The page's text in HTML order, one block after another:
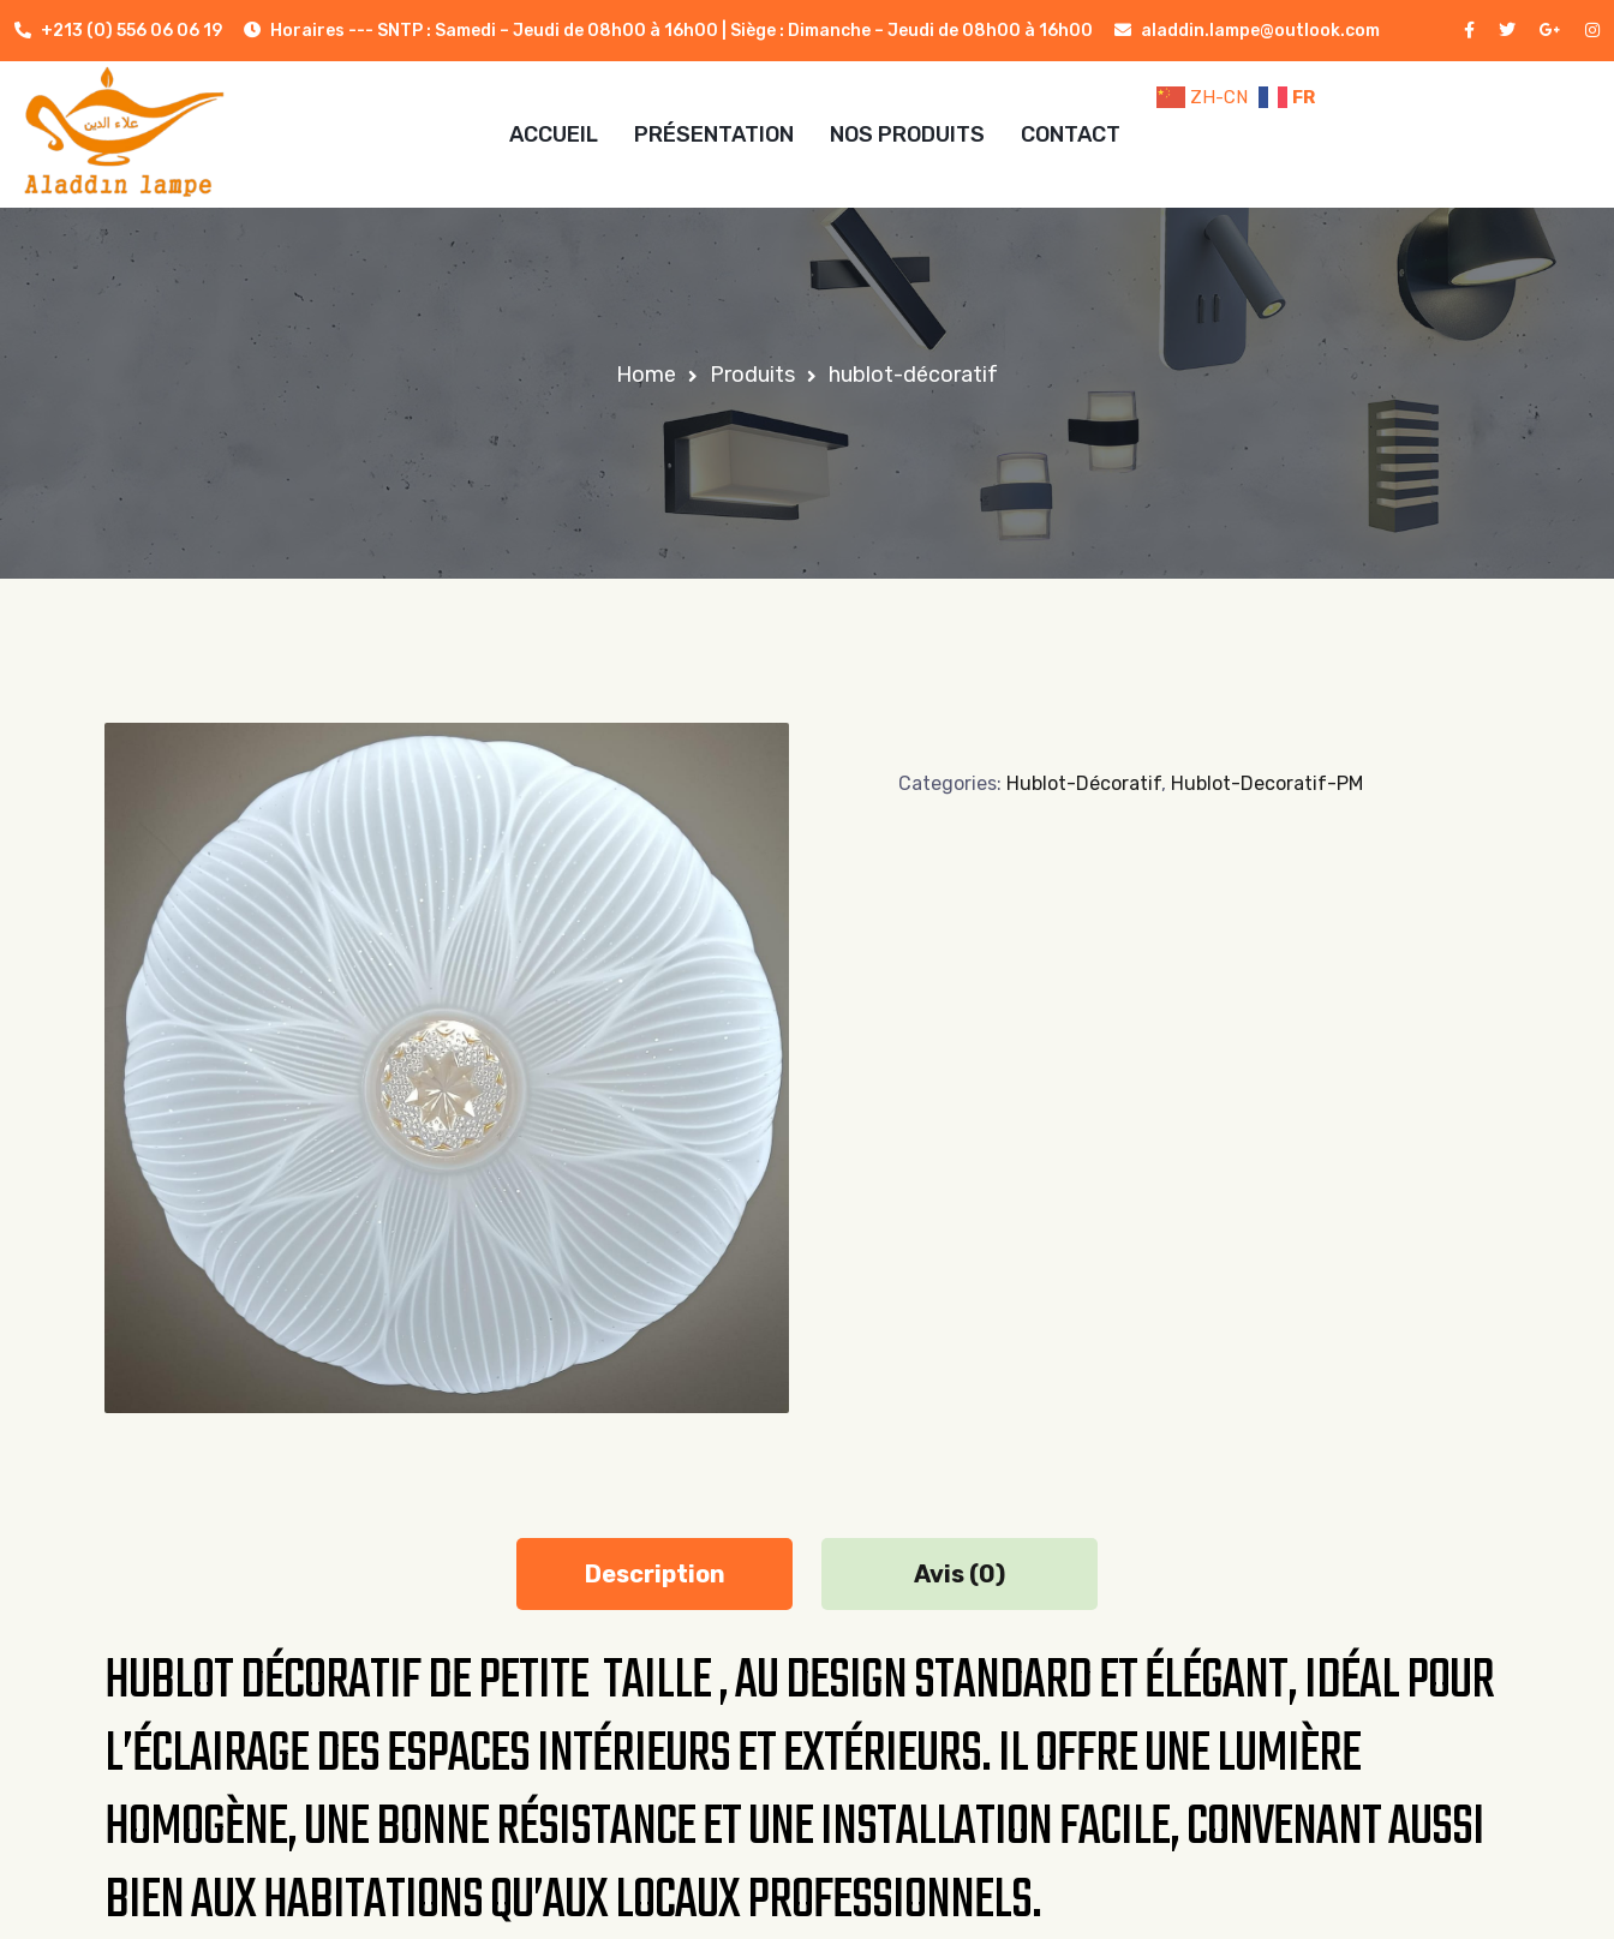
+213 (0) 556 06 06 19 Horaires --- SNTP : Samedi – Jeudi de 08h00 à 16h00 | Siège : Dimanche – Jeudi de 08h00 à 16h00 aladdin.lampe@outlook.com
ACCUEIL PRÉSENTATION NOS PRODUITS CONTACT
ZH-CN FR
Home Produits hublot-décoratif
Categories: Hublot-Décoratif, Hublot-Decoratif-PM
Description Avis (0)
HUBLOT DÉCORATIF DE PETITE TAILLE , AU DESIGN STANDARD ET ÉLÉGANT, IDÉAL POUR
L’ÉCLAIRAGE DES ESPACES INTÉRIEURS ET EXTÉRIEURS. IL OFFRE UNE LUMIÈRE
HOMOGÈNE, UNE BONNE RÉSISTANCE ET UNE INSTALLATION FACILE, CONVENANT AUSSI
BIEN AUX HABITATIONS QU’AUX LOCAUX PROFESSIONNELS.